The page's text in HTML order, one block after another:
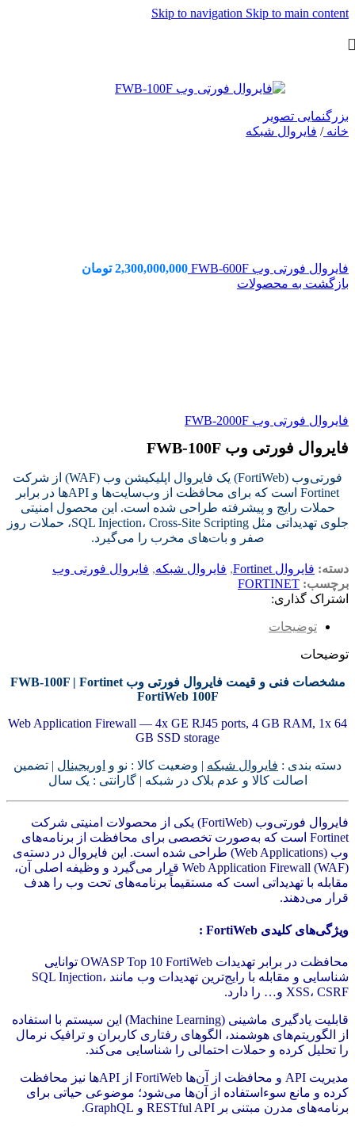
Skip to navigation Skip to main content
بزرگنمایی تصویر
خانه/ فایروال شبکه
فایروال فورتی وب FWB-600F 2,300,000,000 تومان
بازگشت به محصولات
فایروال فورتی وب FWB-2000F
فایروال فورتی وب FWB-100F
فورتی‌وب (FortiWeb) یک فایروال اپلیکیشن وب (WAF) از شرکت
Fortinet است که برای محافظت از وب‌سایت‌ها و APIها در برابر
حملات رایج و پیشرفته طراحی شده است. این محصول امنیتی
جلوی تهدیداتی مثل SQL Injection، Cross-Site Scripting، حملات روز
صفر و بات‌های مخرب را می‌گیرد.
دسته: فایروال Fortinet , فایروال شبکه, فایروال فورتی وب
برچسب: FORTINET
اشتراک گذاری:
توضیحات
توضیحات
مشخصات فنی و قیمت فایروال فورتی وب FWB-100F | Fortinet
FortiWeb 100F
Web Application Firewall — 4x GE RJ45 ports, 4 GB RAM, 1x 64
GB SSD storage
دسته بندی : فایروال شبکه | وضعیت کالا : نو و اوریجینال | تضمین
اصالت کالا و عدم بلاک در شبکه | گارانتی : یک سال
فایروال فورتی‌وب (FortiWeb) یکی از محصولات امنیتی شرکت
Fortinet است که به‌صورت تخصصی برای محافظت از برنامه‌های
وب (Web Applications) طراحی شده است. این فایروال در دسته‌ی
Web Application Firewall (WAF) قرار می‌گیرد و وظیفه اصلی آن،
مقابله با تهدیداتی است که مستقیماً برنامه‌های تحت وب را هدف
قرار می‌دهند.
ویژگی‌های کلیدی FortiWeb :
محافظت در برابر تهدیدات OWASP Top 10 FortiWeb توانایی
شناسایی و مقابله با رایج‌ترین تهدیدات وب مانند SQL Injection،
XSS، CSRF و… را دارد.
قابلیت یادگیری ماشینی (Machine Learning) این سیستم با استفاده
از الگوریتم‌های هوشمند، الگوهای رفتاری کاربران و ترافیک نرمال
را تحلیل کرده و حملات احتمالی را شناسایی می‌کند.
مدیریت API و محافظت از آن‌ها FortiWeb از APIها نیز محافظت
کرده و مانع سوءاستفاده از آن‌ها می‌شود؛ موضوعی حیاتی برای
برنامه‌های مدرن مبتنی بر RESTful API و GraphQL.